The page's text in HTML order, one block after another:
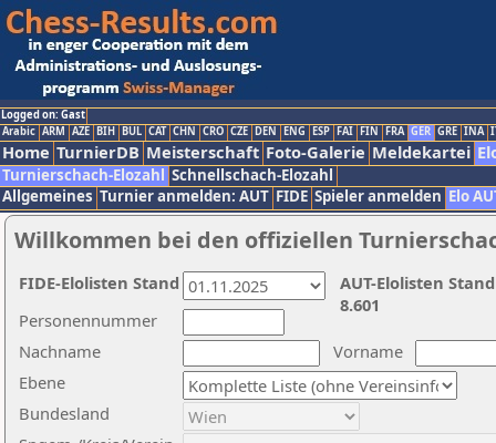
Logged on: Gast
Arabic ARM AZE BIH BUL CAT CHN CRO CZE DEN ENG ESP FAI FIN FRA GER GRE INA
Home TurnierDB Meisterschaft Foto-Galerie Meldekartei
Turnierschach-Elozahl Schnellschach-Elozahl
Allgemeines Turnier anmelden: AUT FIDE Spieler anmelden Elo
Willkommen bei den offiziellen
Nachname
Vorname
Ebene
Personennummer
Bundesland
AUT-Elolisten
8.601
FIDE-Elolisten Stand